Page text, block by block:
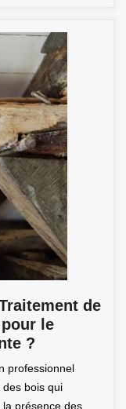
de
le
?
professionnel
bois qui
la présence des